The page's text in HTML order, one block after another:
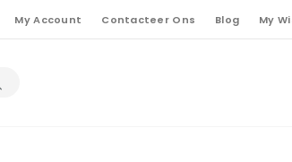
My Account Contacteer Ons Blog My